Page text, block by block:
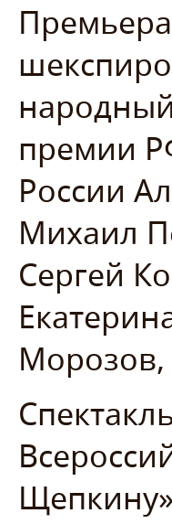
премии
России
Михаил
Сергей
Морозов,